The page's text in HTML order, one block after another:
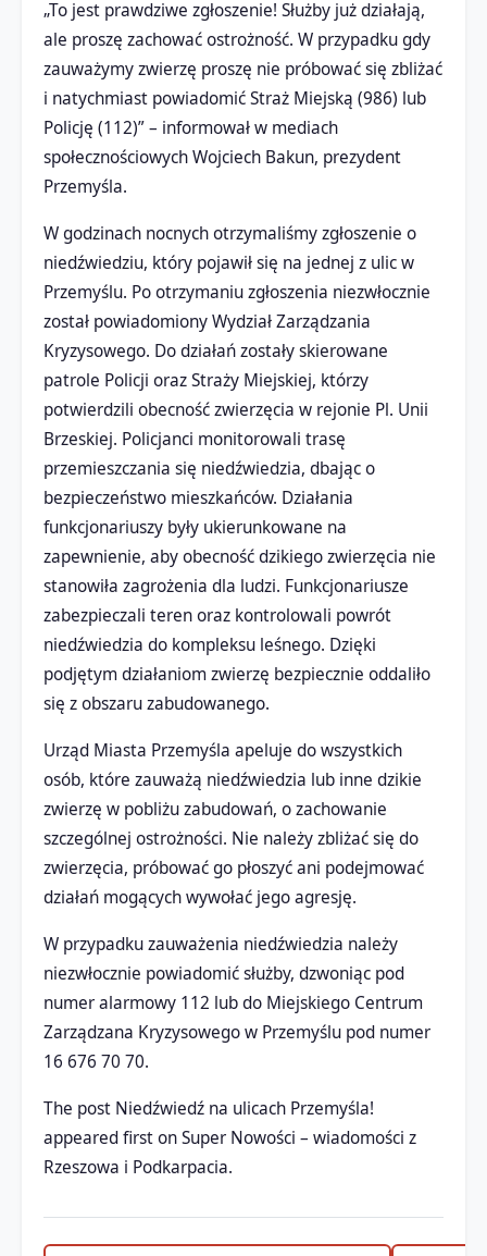
„To jest prawdziwe zgłoszenie! Służby już działają,
ale proszę zachować ostrożność. W przypadku gdy
zauważymy zwierzę proszę nie próbować się zbliżać
i natychmiast powiadomić Straż Miejską (986) lub
Policję (112)” – informował w mediach
społecznościowych Wojciech Bakun, prezydent
Przemyśla.
W godzinach nocnych otrzymaliśmy zgłoszenie o
niedźwiedziu, który pojawił się na jednej z ulic w
Przemyślu. Po otrzymaniu zgłoszenia niezwłocznie
został powiadomiony Wydział Zarządzania
Kryzysowego. Do działań zostały skierowane
patrole Policji oraz Straży Miejskiej, którzy
potwierdzili obecność zwierzęcia w rejonie Pl. Unii
Brzeskiej. Policjanci monitorowali trasę
przemieszczania się niedźwiedzia, dbając o
bezpieczeństwo mieszkańców. Działania
funkcjonariuszy były ukierunkowane na
zapewnienie, aby obecność dzikiego zwierzęcia nie
stanowiła zagrożenia dla ludzi. Funkcjonariusze
zabezpieczali teren oraz kontrolowali powrót
niedźwiedzia do kompleksu leśnego. Dzięki
podjętym działaniom zwierzę bezpiecznie oddaliło
się z obszaru zabudowanego.
Urząd Miasta Przemyśla apeluje do wszystkich
osób, które zauważą niedźwiedzia lub inne dzikie
zwierzę w pobliżu zabudowań, o zachowanie
szczególnej ostrożności. Nie należy zbliżać się do
zwierzęcia, próbować go płoszyć ani podejmować
działań mogących wywołać jego agresję.
W przypadku zauważenia niedźwiedzia należy
niezwłocznie powiadomić służby, dzwoniąc pod
numer alarmowy 112 lub do Miejskiego Centrum
Zarządzana Kryzysowego w Przemyślu pod numer
16 676 70 70.
The post Niedźwiedź na ulicach Przemyśla!
appeared first on Super Nowości – wiadomości z
Rzeszowa i Podkarpacia.